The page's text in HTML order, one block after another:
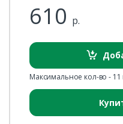
610 р.
Максимальное кол-во - 11